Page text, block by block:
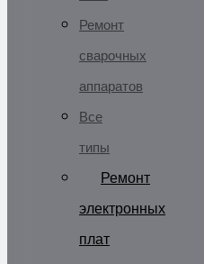
Ремонт
сварочных
аппаратов
Все
типы
Ремонт
электронных
плат